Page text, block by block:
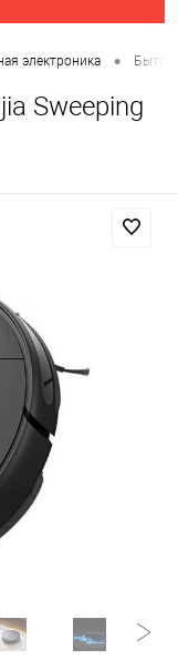
электроника •
Sweeping